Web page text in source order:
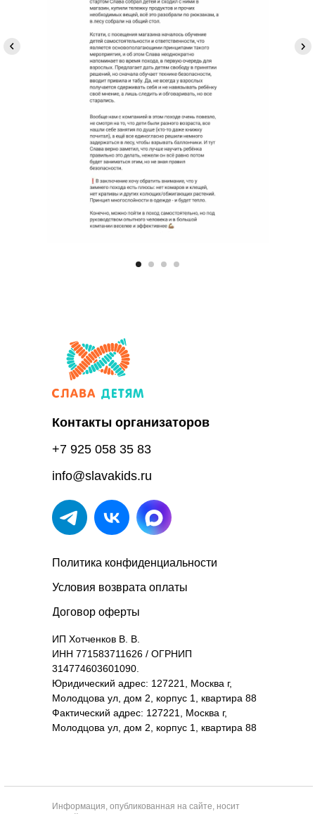
Информация, опубликованная на сайте, носит
info@slavakids.ru
Контакты организаторов
+7 925 058 35 83
ИП Хотченков В. В.
ИНН 771583711626 / ОГРНИП
314774603601090.
Юридический адрес: 127221, Москва г,
Молодцова ул, дом 2, корпус 1, квартира 88
Фактический адрес: 127221, Москва г,
Молодцова ул, дом 2, корпус 1, квартира 88
Политика конфиденциальности
Условия возврата оплаты
Договор оферты